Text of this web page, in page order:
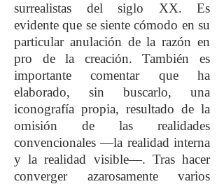
surrealistas del siglo XX. Es
evidente que se siente cómodo en su
particular anulación de la razón en
pro de la creación. También es
importante comentar que ha
elaborado, sin buscarlo, una
iconografía propia, resultado de la
omisión de las realidades
convencionales —la realidad interna
y la realidad visible—. Tras hacer
converger azarosamente varios